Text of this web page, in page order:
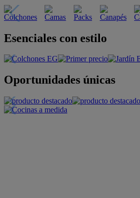
Esenciales con estilo
Oportunidades únicas